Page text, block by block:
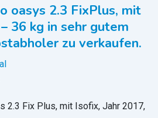
oasys 2.3 FixPlus, mit
36 kg in sehr gutem
zu verkaufen.
2.3 Fix Plus, mit Isofix, Jahr 2017,